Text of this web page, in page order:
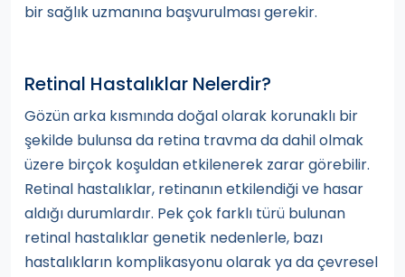
bir sağlık uzmanına başvurulması gerekir.
Retinal Hastalıklar Nelerdir?
Gözün arka kısmında doğal olarak korunaklı bir
şekilde bulunsa da retina travma da dahil olmak
üzere birçok koşuldan etkilenerek zarar görebilir.
Retinal hastalıklar, retinanın etkilendiği ve hasar
aldığı durumlardır. Pek çok farklı türü bulunan
retinal hastalıklar genetik nedenlerle, bazı
hastalıkların komplikasyonu olarak ya da çevresel